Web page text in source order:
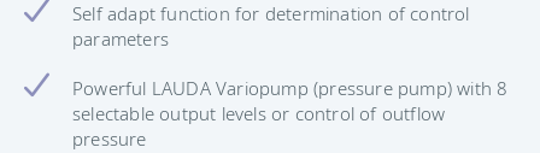
Self adapt function for determination of control
parameters
Powerful LAUDA Variopump (pressure pump) with 8
selectable output levels or control of outflow
pressure